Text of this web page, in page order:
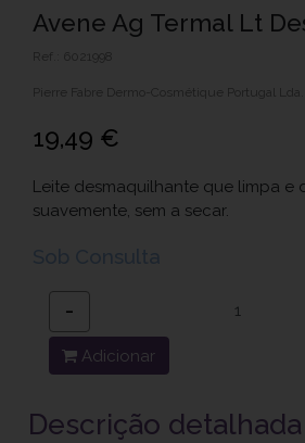
Avene Ag Termal Lt
Ref.: 6021998
Pierre Fabre Dermo-Cosmétique Portugal Lda.
19,49 €
Leite desmaquilhante que limpa e
suavemente, sem a secar.
−
Adicionar
Descrição detalhada